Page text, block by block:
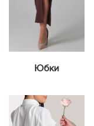
Юбки